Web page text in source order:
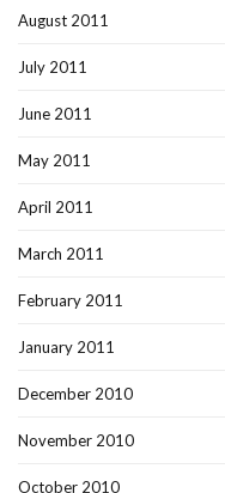
August 2011
July 2011
June 2011
May 2011
April 2011
March 2011
February 2011
January 2011
December 2010
November 2010
October 2010